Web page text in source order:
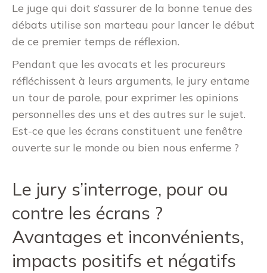
Le juge qui doit s’assurer de la bonne tenue des
débats utilise son marteau pour lancer le début
de ce premier temps de réflexion.
Pendant que les avocats et les procureurs
réfléchissent à leurs arguments, le jury entame
un tour de parole, pour exprimer les opinions
personnelles des uns et des autres sur le sujet.
Est-ce que les écrans constituent une fenêtre
ouverte sur le monde ou bien nous enferme ?
Le jury s’interroge, pour ou
contre les écrans ?
Avantages et inconvénients,
impacts positifs et négatifs